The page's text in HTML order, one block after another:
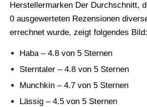
Herstellermarken Der Durchschnitt,
0 ausgewerteten Rezensionen
errechnet wurde, zeigt folgendes Bild:
Haba – 4.8 von 5 Sternen
Sterntaler – 4.8 von 5 Sternen
Munchkin – 4.7 von 5 Sternen
Lässig – 4.5 von 5 Sternen